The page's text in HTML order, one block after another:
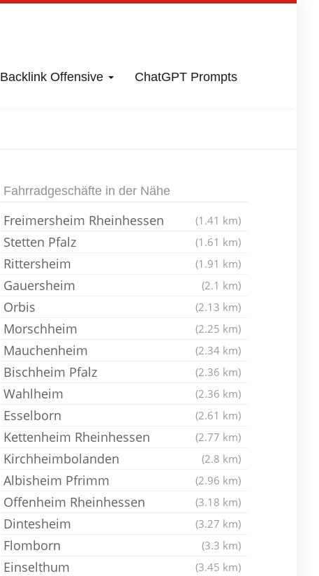
Backlink Offensive ChatGPT Prompts
Fahrradgeschäfte in der Nähe
Freimersheim Rheinhessen (1.41 km)
Stetten Pfalz (1.61 km)
Rittersheim (1.91 km)
Gauersheim (2.1 km)
Orbis (2.13 km)
Morschheim (2.25 km)
Mauchenheim (2.34 km)
Bischheim Pfalz (2.36 km)
Wahlheim (2.36 km)
Esselborn (2.61 km)
Kettenheim Rheinhessen (2.77 km)
Kirchheimbolanden (2.8 km)
Albisheim Pfrimm (2.96 km)
Offenheim Rheinhessen (3.18 km)
Dintesheim (3.27 km)
Flomborn (3.3 km)
Einselthum (3.45 km)